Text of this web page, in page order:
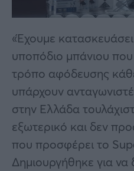
«Έχουμε
υποπόδιο μπάνιου που
τρόπο αφόδευσης
υπάρχουν
στην Ελλάδα
εξωτερικό και δεν
που προσφέρει το
Δημιουργήθηκε για